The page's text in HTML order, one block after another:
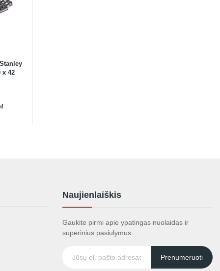
x 42
Naujienlaiškis
Gaukite pirmi apie ypatingas nuolaidas ir
superinius pasiūlymus.
Prenumeruoti